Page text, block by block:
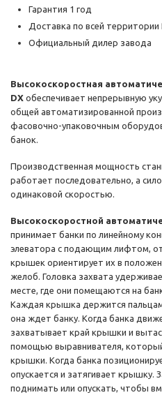
Гарантия 1 год
Доставка по всей
Официальный дилер завода
Высокоскоростная
DX обеспечивает непрерывную
общей автоматизированной
фасовочно-упаковочным
банок.
Производственная мощность
работает последовательно, а
одинаковой скоростью.
Высокоскоростной
принимает банки по линейному
элеватора с подающим лифтом,
крышек ориентирует их в
желоб. Головка захвата
месте, где они помещаются на
Каждая крышка держится
она ждет банку. Когда банка
захватывает край крышки и
помощью выравнивателя,
крышки. Когда банка
опускается и затягивает
поднимать или опускать, чтобы